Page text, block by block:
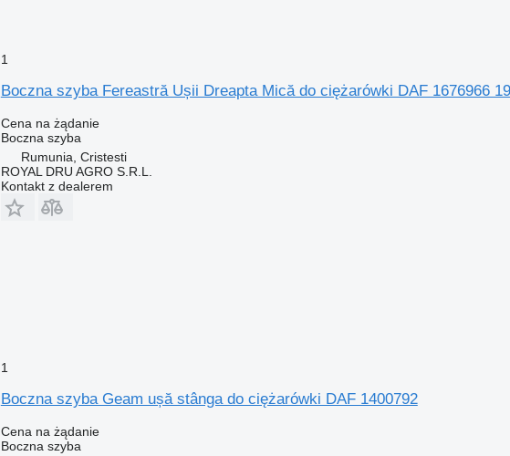
1
Boczna szyba Fereastră Ușii Dreapta Mică do ciężarówki DAF 1676966
Cena na żądanie
Boczna szyba
Rumunia, Cristesti
ROYAL DRU AGRO S.R.L.
Kontakt z dealerem
1
Boczna szyba Geam ușă stânga do ciężarówki DAF 1400792
Cena na żądanie
Boczna szyba